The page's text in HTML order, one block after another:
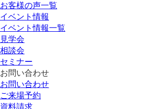
お客様の声一覧
イベント情報
イベント情報一覧
見学会
相談会
セミナー
お問い合わせ
お問い合わせ
ご来場予約
資料請求